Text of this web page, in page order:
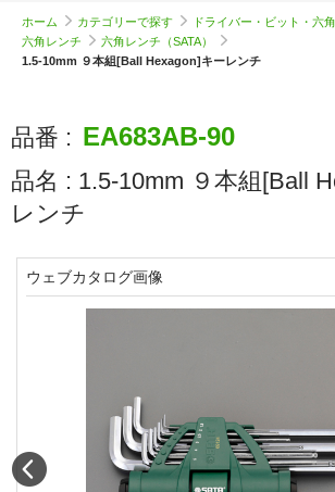
ホーム カテゴリーで探す
ドライバー・ビット・六
六角レンチ
六角レンチ（SATA）
1.5-10mm ９本組[Ball Hexagon]キーレンチ
品番 : EA683AB-90
品名 : 1.5-10mm ９本組[Ball
レンチ
ウェブカタログ画像